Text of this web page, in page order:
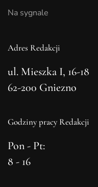
Na sygnale
Adres Redakcji
ul. Mieszka I, 16-18
62-200 Gniezno
Godziny pracy Redakcji
Pon - Pt:
8 - 16